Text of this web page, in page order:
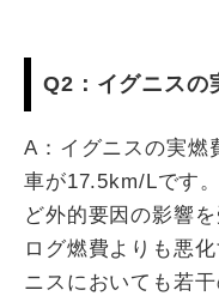
Q2：イグニスの
A：イグニスの実燃
車が17.5km/Lです
ど外的要因の影響
ログ燃費よりも悪
ニスにおいても若